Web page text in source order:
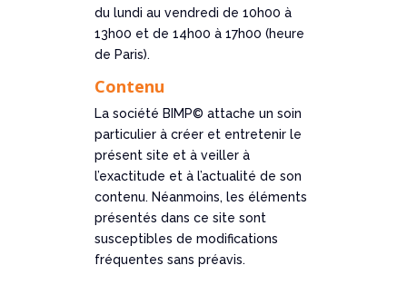
du lundi au vendredi de 10h00 à
13h00 et de 14h00 à 17h00 (heure
de Paris).
Contenu
La société BIMP© attache un soin
particulier à créer et entretenir le
présent site et à veiller à
l’exactitude et à l’actualité de son
contenu. Néanmoins, les éléments
présentés dans ce site sont
susceptibles de modifications
fréquentes sans préavis.